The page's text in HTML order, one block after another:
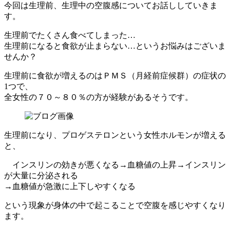
今回は生理前、生理中の空腹感についてお話ししていきま
す。
生理前でたくさん食べてしまった…
生理前になると食欲が止まらない…というお悩みはございま
せんか？
生理前に食欲が増えるのはＰＭＳ（月経前症候群）の症状の
1つで、
全女性の７０～８０％の方が経験があるそうです。
生理前になり、プロゲステロンという女性ホルモンが増える
と、
インスリンの効きが悪くなる→血糖値の上昇→インスリン
が大量に分泌される
→血糖値が急激に上下しやすくなる
という現象が身体の中で起こることで空腹を感じやすくなり
ます。